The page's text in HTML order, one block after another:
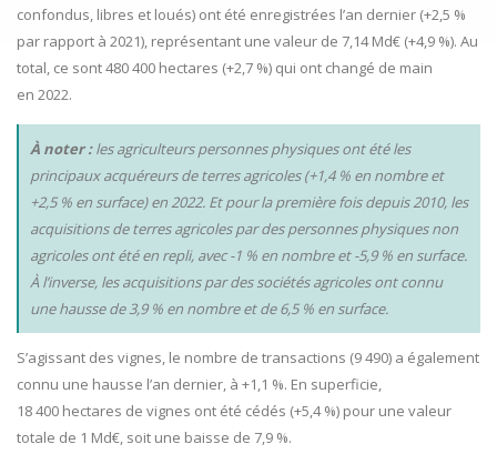
confondus, libres et loués) ont été enregistrées l’an dernier (+2,5 %
par rapport à 2021), représentant une valeur de 7,14 Md€ (+4,9 %). Au
total, ce sont 480 400 hectares (+2,7 %) qui ont changé de main
en 2022.
À noter :les agriculteurs personnes physiques ont été les
principaux acquéreurs de terres agricoles (+1,4 % en nombre et
+2,5 % en surface) en 2022. Et pour la première fois depuis 2010, les
acquisitions de terres agricoles par des personnes physiques non
agricoles ont été en repli, avec -1 % en nombre et -5,9 % en surface.
À l’inverse, les acquisitions par des sociétés agricoles ont connu
une hausse de 3,9 % en nombre et de 6,5 % en surface.
S’agissant des vignes, le nombre de transactions (9 490) a également
connu une hausse l’an dernier, à +1,1 %. En superficie,
18 400 hectares de vignes ont été cédés (+5,4 %) pour une valeur
totale de 1 Md€, soit une baisse de 7,9 %.